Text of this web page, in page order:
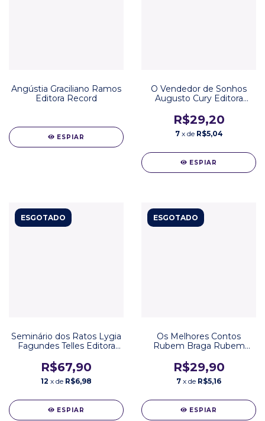
Angústia Graciliano Ramos
Editora Record
ESPIAR
O Vendedor de Sonhos
Augusto Cury Editora
R$29,20
7 x de R$5,04
ESPIAR
ESGOTADO
Seminário dos Ratos Lygia
Fagundes Telles Editora
R$67,90
12 x de R$6,98
ESPIAR
ESGOTADO
Os Melhores Contos
Rubem Braga Rubem
R$29,90
7 x de R$5,16
ESPIAR